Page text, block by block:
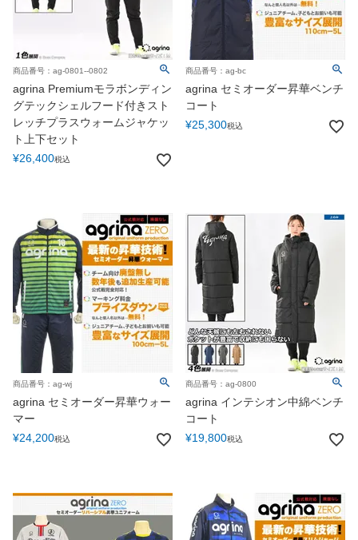
在庫無し商品
80cm
SS S
L XL/LL/O 3L/XO
4L 5L
20.0cm 20.5cm 21.0cm
21.5cm 22.0cm 22.5cm
23.0cm 23.5cm
24.5cm
26.0cm 26.5cm 27.0cm
27.5cm 28.0cm 28.5cm
白 黒
商品番号：ag-0801--0802
agrina Premiumモラボンディン
グテックシェルフード付きスト
レッチプラスウォームジャケッ
ト上下セット
¥26,400税込
商品番号：ag-bc
agrina セミオーダー昇華ベンチ
コート
¥25,300税込
商品番号：ag-wj
agrina セミオーダー昇華ウォー
マー
¥24,200税込
商品番号：ag-0800
agrina インテシオン中綿ベンチ
コート
¥19,800税込